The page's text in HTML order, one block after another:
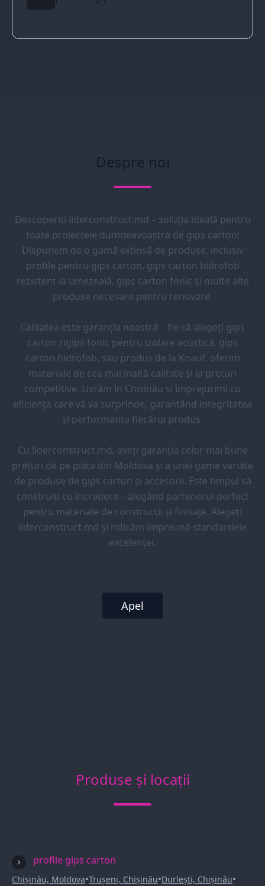
Despre noi
Descoperiți liderconstruct.md – soluția ideală pentru
toate proiectele dumneavoastră de gips carton!
Dispunem de o gamă extinsă de produse, inclusiv
profile pentru gips carton, gips carton hidrofob
rezistent la umezeală, gips carton fonic și multe alte
produse necesare pentru renovare.
Calitatea este garanția noastră – fie că alegeți gips
carton rigips fonic pentru izolare acustică, gips
carton hidrofob, sau produs de la Knauf, oferim
materiale de cea mai înaltă calitate și la prețuri
competitive. Livrăm în Chișinău și împrejurimi cu
eficiența care vă va surprinde, garantând integritatea
și performanța fiecărui produs.
Cu liderconstruct.md, aveți garanția celor mai bune
prețuri de pe piața din Moldova și a unei game variate
de produse de gips carton și accesorii. Este timpul să
construiți cu încredere – alegând partenerul perfect
pentru materiale de construcții și finisaje. Alegeți
liderconstruct.md și ridicăm împreună standardele
excelenței.
Apel
Produse și locații
profile gips carton
Chișinău, Moldova•Trușeni, Chișinău•Durlești, Chișinău•